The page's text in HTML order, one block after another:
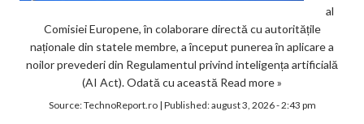
al
Comisiei Europene, în colaborare directă cu autoritățile
naționale din statele membre, a început punerea în aplicare a
noilor prevederi din Regulamentul privind inteligența artificială
(AI Act). Odată cu această Read more »
Source:TechnoReport.ro| Published:august 3, 2026 - 2:43 pm